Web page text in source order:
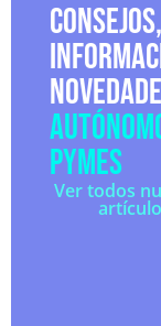
CONSEJOS,
PYMES
Ver todos